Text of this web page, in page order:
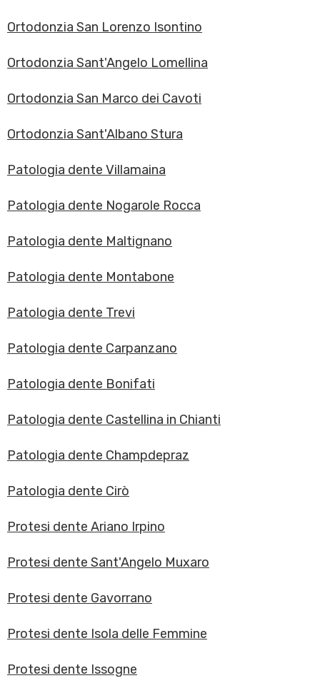
Ortodonzia San Lorenzo Isontino
Ortodonzia Sant'Angelo Lomellina
Ortodonzia San Marco dei Cavoti
Ortodonzia Sant'Albano Stura
Patologia dente Villamaina
Patologia dente Nogarole Rocca
Patologia dente Maltignano
Patologia dente Montabone
Patologia dente Trevi
Patologia dente Carpanzano
Patologia dente Bonifati
Patologia dente Castellina in Chianti
Patologia dente Champdepraz
Patologia dente Cirò
Protesi dente Ariano Irpino
Protesi dente Sant'Angelo Muxaro
Protesi dente Gavorrano
Protesi dente Isola delle Femmine
Protesi dente Issogne